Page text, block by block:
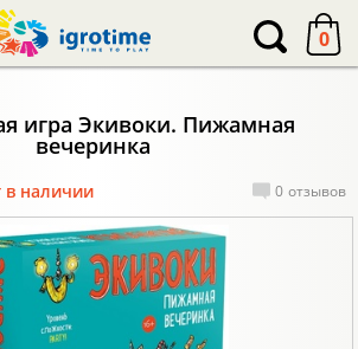
0
игра Экивоки. Пижамная
вечеринка
в наличии 0 отзывов